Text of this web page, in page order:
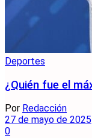
Deportes
¿Quién fue el
Por Redacción
27 de mayo de 2025
0